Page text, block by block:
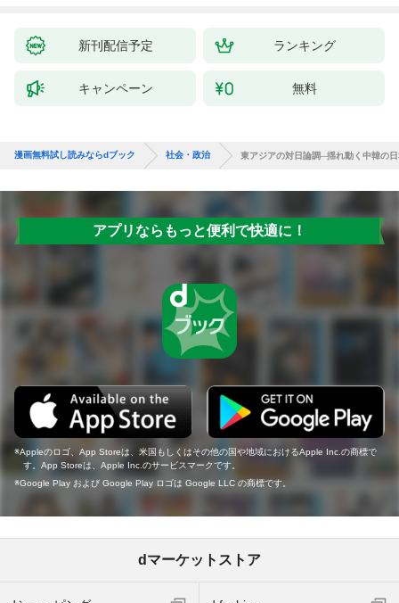
新刊配信予定 ランキング
キャンペーン 無料
漫画無料試し読みならdブック 社会・政治 東アジアの対日論調─揺れ動く中韓の
アプリならもっと便利で快適に！
Appleのロゴ、App Storeは、米国もしくはその他の国や地域におけるApple Inc.の商標で
す。App Storeは、Apple Inc.のサービスマークです。
Google Play および Google Play ロゴは Google LLC の商標です。
dマーケットストア